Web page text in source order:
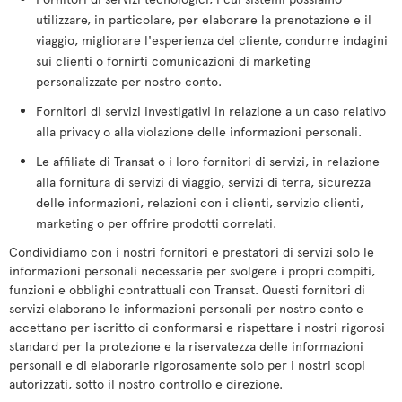
utilizzare, in particolare, per elaborare la prenotazione e il
viaggio, migliorare l'esperienza del cliente, condurre indagini
sui clienti o fornirti comunicazioni di marketing
personalizzate per nostro conto.
Fornitori di servizi investigativi in relazione a un caso relativo
alla privacy o alla violazione delle informazioni personali.
Le affiliate di Transat o i loro fornitori di servizi, in relazione
alla fornitura di servizi di viaggio, servizi di terra, sicurezza
delle informazioni, relazioni con i clienti, servizio clienti,
marketing o per offrire prodotti correlati.
Condividiamo con i nostri fornitori e prestatori di servizi solo le
informazioni personali necessarie per svolgere i propri compiti,
funzioni e obblighi contrattuali con Transat. Questi fornitori di
servizi elaborano le informazioni personali per nostro conto e
accettano per iscritto di conformarsi e rispettare i nostri rigorosi
standard per la protezione e la riservatezza delle informazioni
personali e di elaborarle rigorosamente solo per i nostri scopi
autorizzati, sotto il nostro controllo e direzione.